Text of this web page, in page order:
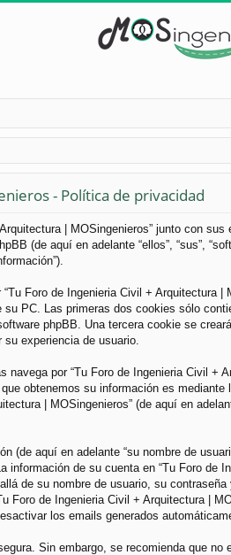
- Política de privacidad
| MOSingenieros” junto con sus
(de aquí en adelante “ellos”, “sus”,
Foro de Ingenieria Civil +
PC. Las primeras dos cookies sólo
phpBB. Una tercera cookie se
experiencia de usuario.
por “Tu Foro de Ingenieria Civil
obtenemos su información es
| MOSingenieros” (de aquí en
aquí en adelante “su nombre de
información de su cuenta en “Tu Foro
de su nombre de usuario, su
Foro de Ingenieria Civil + Arquitectura |
los emails generados
Sin embargo, se recomienda que